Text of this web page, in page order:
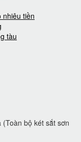
nhiêu tiền
tàu
bộ két sắt sơn